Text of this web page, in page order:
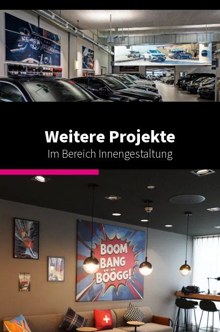
Weitere Projekte
Im Bereich Innengestaltung